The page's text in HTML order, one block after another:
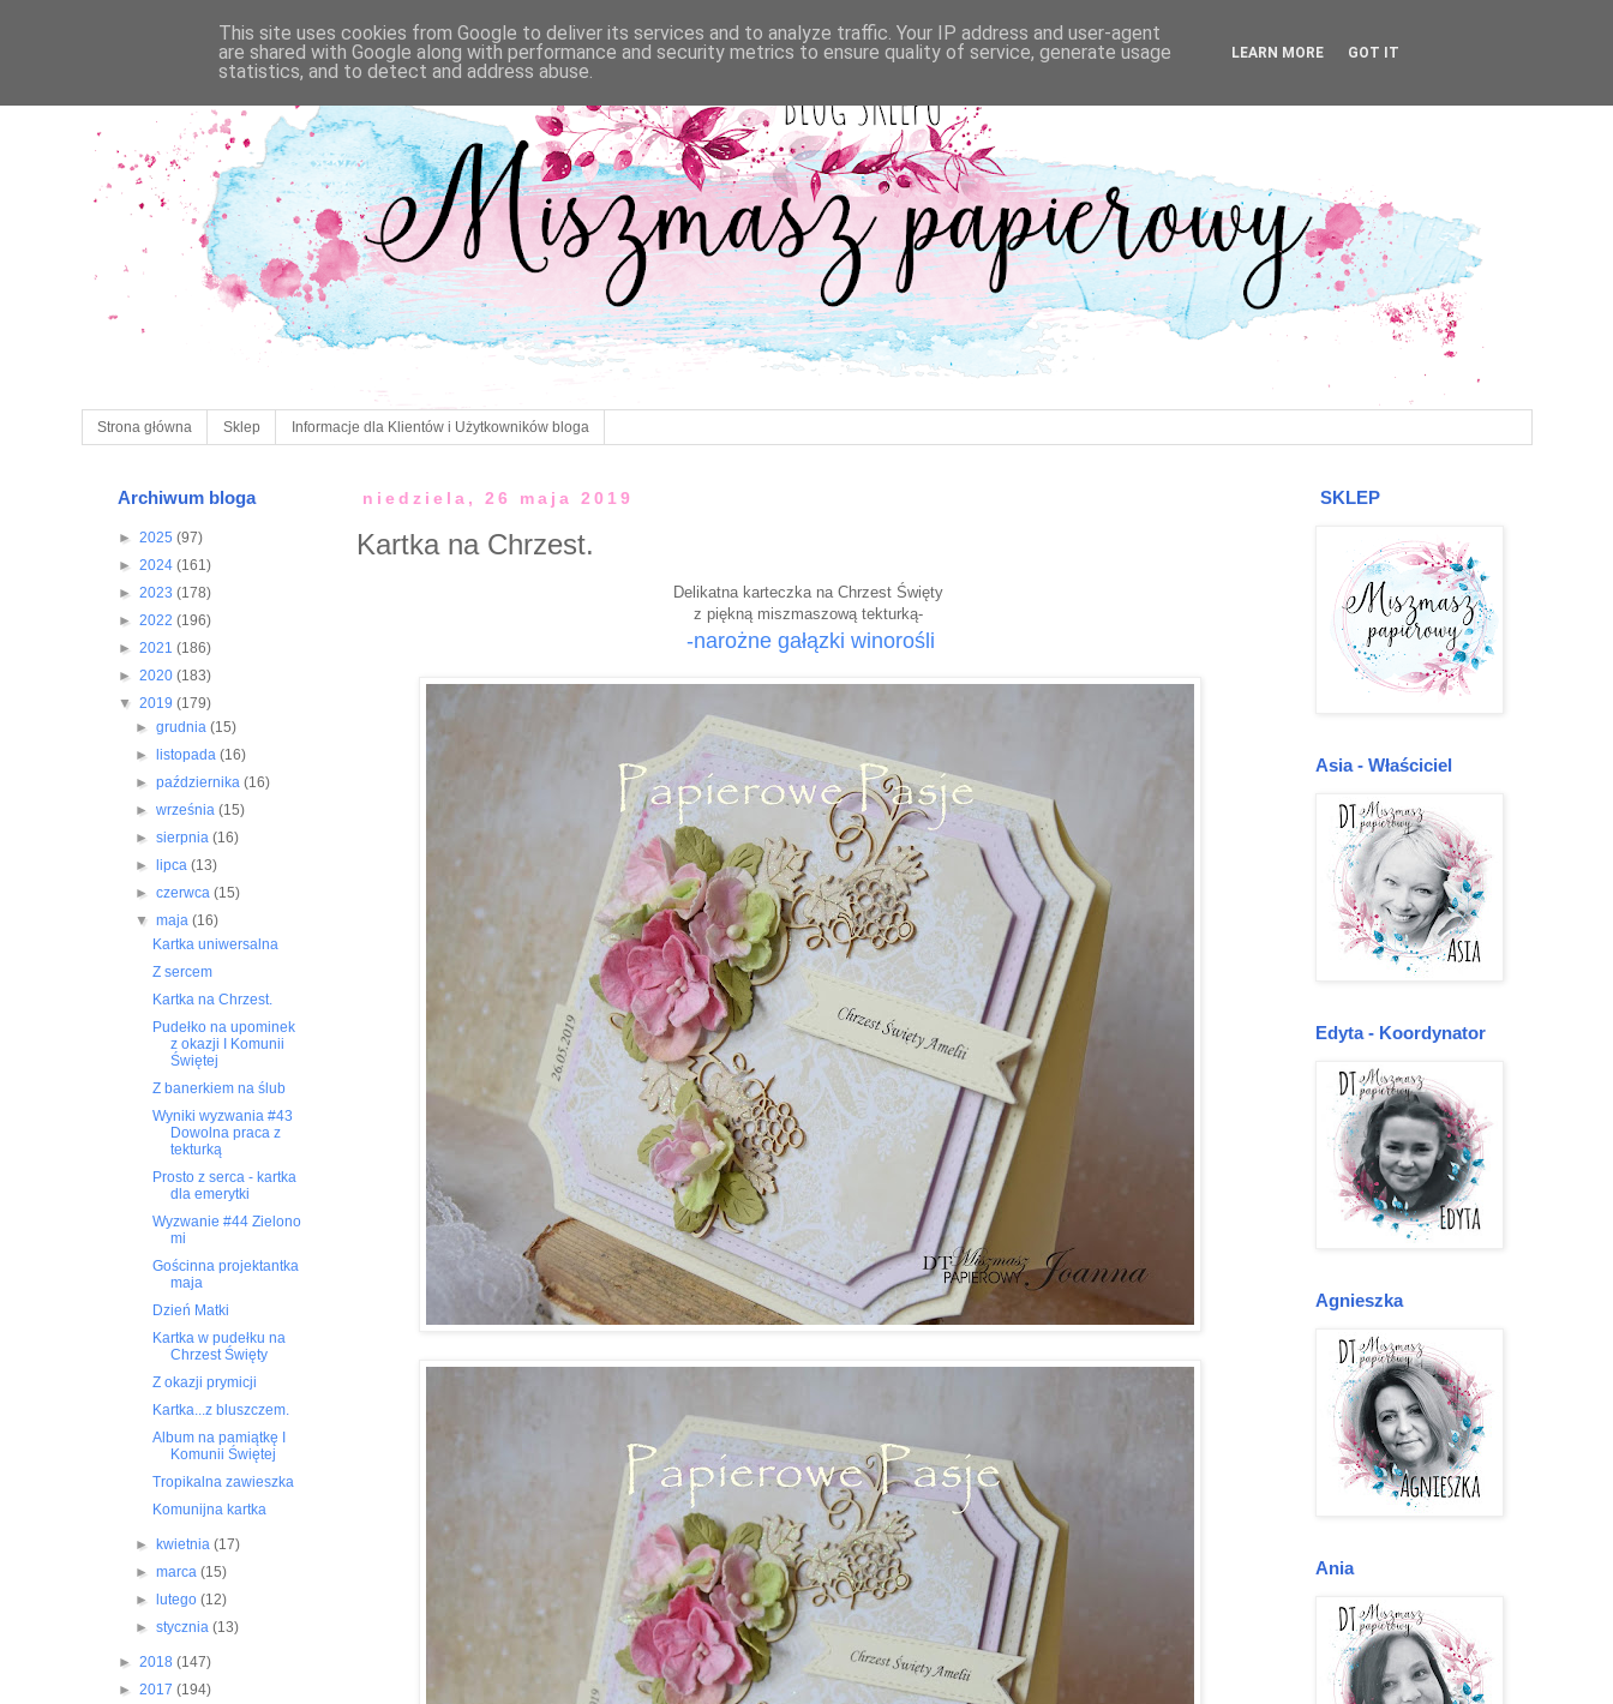
Strona główna Sklep Informacje dla Klientów i Użytkowników bloga
niedziela, 26 maja 2019
Kartka na Chrzest.
Delikatna karteczka na Chrzest Święty
z piękną miszmaszową tekturką-
-narożne gałązki winorośli
Archiwum bloga
► 2025 (97)
► 2024 (161)
► 2023 (178)
► 2022 (196)
► 2021 (186)
► 2020 (183)
▼ 2019 (179)
► grudnia (15)
►
listopada (16)
► października (16)
► września (15)
► sierpnia (16)
►
lipca (13)
► czerwca (15)
▼ maja (16)
Kartka uniwersalna
Z sercem
Kartka na Chrzest.
Pudełko na upominek
z okazji I Komunii
Świętej
Z banerkiem na ślub
Wyniki wyzwania #43
Dowolna praca z
tekturką
Prosto z serca - kartka
dla emerytki
Wyzwanie #44 Zielono
mi
Gościnna projektantka
maja
Dzień Matki
Kartka w pudełku na
Chrzest Święty
Z okazji prymicji
Kartka...z bluszczem.
Album na pamiątkę I
Komunii Świętej
Tropikalna zawieszka
Komunijna kartka
► kwietnia (17)
► marca (15)
►
lutego (12)
► stycznia (13)
► 2018 (147)
► 2017 (194)
SKLEP
Asia - Właściciel
Edyta - Koordynator
Agnieszka
Ania
This site uses cookies from Google to deliver its services and to analyze traffic. Your IP address and user-agent
are shared with Google along with performance and security metrics to ensure quality of service, generate usage
statistics, and to detect and address abuse.
LEARN MORE GOT IT